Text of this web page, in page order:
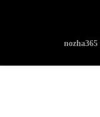
nozha365